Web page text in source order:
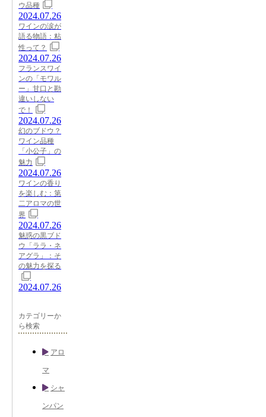
ウ品種
2024.07.26
ワインの涙が
語る物語：粘
性って？
2024.07.26
フランスワイ
ンの「モワル
ー」甘口と勘
違いしない
で！
2024.07.26
幻のブドウ？
ワイン品種
「小公子」の
魅力
2024.07.26
ワインの香り
を楽しむ：第
二アロマの世
界
2024.07.26
魅惑の黒ブド
ウ「ララ・ネ
アグラ」：そ
の魅力を探る
2024.07.26
カテゴリーか
ら検索
アロ
マ
シャ
ンパン